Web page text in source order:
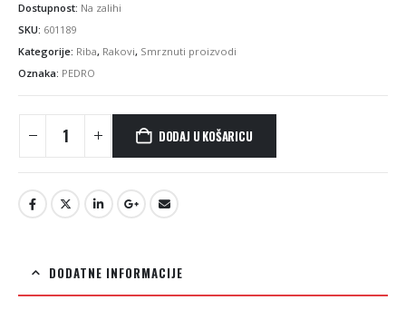
Dostupnost: Na zalihi
SKU: 601189
Kategorije: Riba, Rakovi, Smrznuti proizvodi
Oznaka: PEDRO
DODAJ U KOŠARICU
DODATNE INFORMACIJE